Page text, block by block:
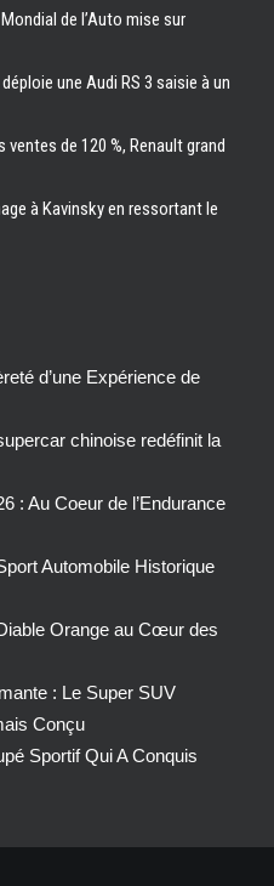
de l’Auto mise sur
une Audi RS 3 saisie à un
de 120 %, Renault grand
à Kavinsky en ressortant le
d’une Expérience de
chinoise redéfinit la
: Au Coeur de l’Endurance
Automobile Historique
Orange au Cœur des
: Le Super SUV
Conçu
Sportif Qui A Conquis